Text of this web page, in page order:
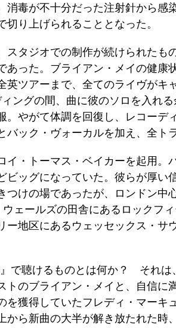
消毒が不十分だった注射針から感
り上げられることとなった。
スタジオでの制作が続けられたも
あった。ブライアン・メイの健康
英ツアーまで、全てのライヴがキ
ングの間、曲に彼のソロを入れ
。やがて体調を回復し、レコーデ
バック・ヴォーカルを加え、全ト
イ・トーマス・ベイカーを起用。
ビッグになっていた。彼らが厚い
つけの場であったが、ロンドン中
ェールズの田舎にあるロックフ
ー地区にあるウェッセックス・サ
で聴けるものとは何か？ それは
トのブライアン・メイと、自信に
を獲得していたフレディ・マーキ
から新曲の大半が解き放たれた時